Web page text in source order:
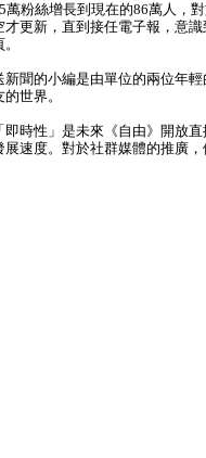
粉絲增長到現在的86萬人，
才更新，直到接任電子報，意
聞的小編是由單位的兩位年
世界。
時性」是未來《自由》開放
展速度。對於社群媒體的推廣